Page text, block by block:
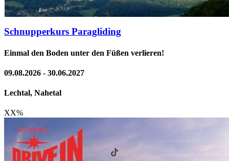
Schnupperkurs Paragliding
Einmal den Boden unter den Füßen verlieren!
09.08.2026 - 30.06.2027
Lechtal, Nahetal
XX%